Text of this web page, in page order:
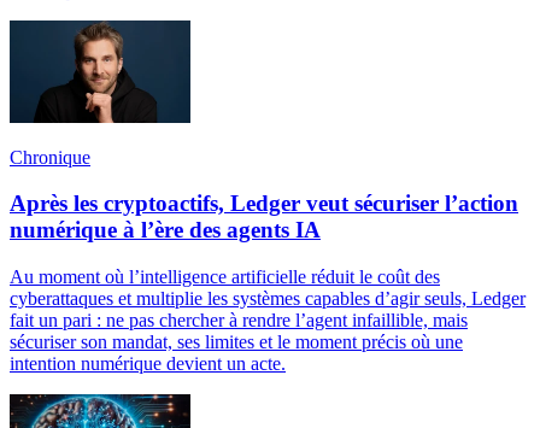
Chronique
Après les cryptoactifs, Ledger veut sécuriser l’action
numérique à l’ère des agents IA
Au moment où l’intelligence artificielle réduit le coût des
cyberattaques et multiplie les systèmes capables d’agir seuls, Ledger
fait un pari : ne pas chercher à rendre l’agent infaillible, mais
sécuriser son mandat, ses limites et le moment précis où une
intention numérique devient un acte.